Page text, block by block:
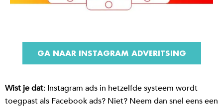
GA NAAR INSTAGRAM ADVERITSING
Wist je dat: Instagram ads in hetzelfde systeem wordt
toegpast als Facebook ads? Niet? Neem dan snel eens een